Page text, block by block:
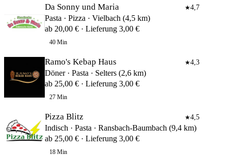
Da Sonny und Maria ★4,7
Pasta · Pizza · Vielbach (4,5 km)
ab 20,00 € · Lieferung 3,00 €
40 Min
Ramo's Kebap Haus ★4,3
Döner · Pasta · Selters (2,6 km)
ab 25,00 € · Lieferung 3,00 €
27 Min
Pizza Blitz ★4,5
Indisch · Pasta · Ransbach-Baumbach (9,4 km)
ab 25,00 € · Lieferung 3,00 €
18 Min